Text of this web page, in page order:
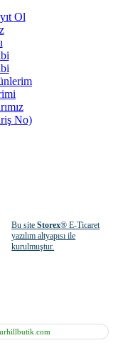
Ol
No)
Bu siteStorex® E-Ticaret
yazılım altyapısı ile
kurulmuştur.